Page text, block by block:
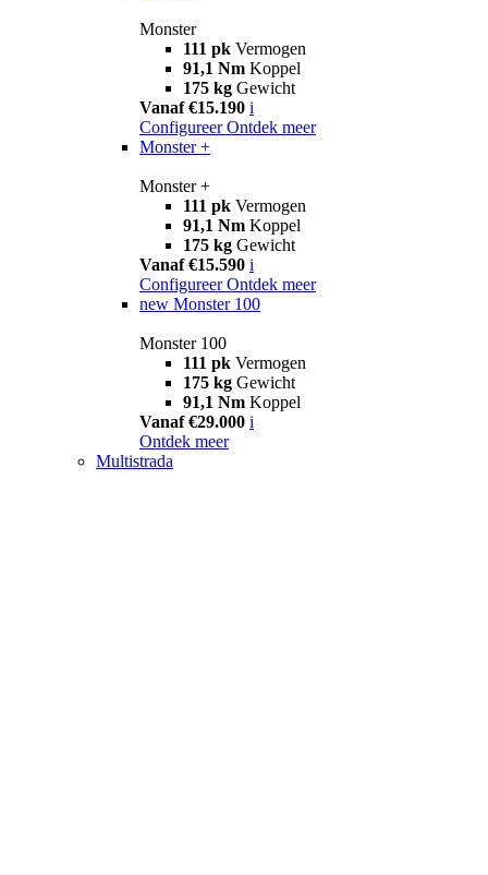
Monster
111 pk Vermogen
91,1 Nm Koppel
175 kg Gewicht
Vanaf €15.190 i
Configureer Ontdek meer
Monster +
Monster +
111 pk Vermogen
91,1 Nm Koppel
175 kg Gewicht
Vanaf €15.590 i
Configureer Ontdek meer
new Monster 100
Monster 100
111 pk Vermogen
175 kg Gewicht
91,1 Nm Koppel
Vanaf €29.000 i
Ontdek meer
Multistrada